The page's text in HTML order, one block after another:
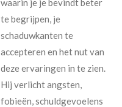
waarin je je bevindt beter
te begrijpen, je
schaduwkanten te
accepteren en het nut van
deze ervaringen in te zien.
Hij verlicht angsten,
fobieën, schuldgevoelens